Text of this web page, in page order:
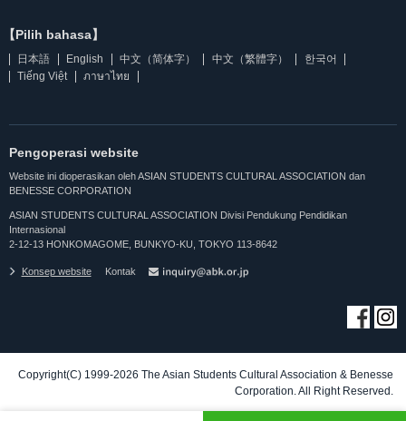
【Pilih bahasa】
日本語 English 中文（简体字） 中文（繁體字）
한국어
Tiếng Việt
ภาษาไทย
Pengoperasi website
Website ini dioperasikan oleh ASIAN STUDENTS CULTURAL ASSOCIATION dan
BENESSE CORPORATION
ASIAN STUDENTS CULTURAL ASSOCIATION Divisi Pendukung Pendidikan
Internasional
2-12-13 HONKOMAGOME, BUNKYO-KU, TOKYO 113-8642
Konsep website Kontak
Copyright(C) 1999-2026 The Asian Students Cultural Association & Benesse
Corporation. All Right Reserved.